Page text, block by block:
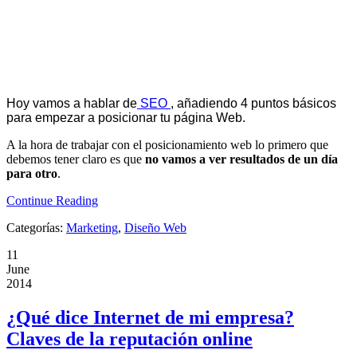
Hoy vamos a hablar de SEO , añadiendo 4 puntos básicos
para empezar a posicionar tu página Web.
A la hora de trabajar con el posicionamiento web lo primero que
debemos tener claro es que no vamos a ver resultados de un día
para otro.
Continue Reading
Categorías: Marketing, Diseño Web
11
June
2014
¿Qué dice Internet de mi empresa?
Claves de la reputación online